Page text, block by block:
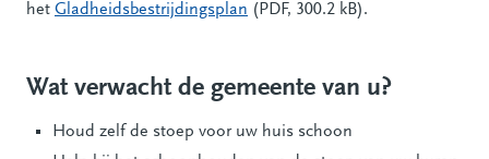
het Gladheidsbestrijdingsplan (PDF, 300.2 kB).
Wat verwacht de gemeente van u?
Houd zelf de stoep voor uw huis schoon